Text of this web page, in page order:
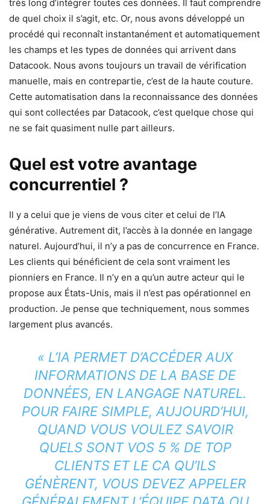
très long d’intégrer toutes ces données. Il faut comprendre
de quel choix il s’agit, etc. Or, nous avons développé un
procédé qui reconnaît instantanément et automatiquement
les champs et les types de données qui arrivent dans
Datacook. Nous avons toujours un travail de vérification
manuelle, mais en contrepartie, c’est de la haute couture.
Cette automatisation dans la reconnaissance des données
qui sont collectées par Datacook, c’est quelque chose qui
ne se fait quasiment nulle part ailleurs.
Quel est votre avantage
concurrentiel ?
Il y a celui que je viens de vous citer et celui de l’IA
générative. Autrement dit, l’accès à la donnée en langage
naturel. Aujourd’hui, il n’y a pas de concurrence en France.
Les clients qui bénéficient de cela sont vraiment les
pionniers en France. Il n’y en a qu’un autre acteur qui le
propose aux États-Unis, mais il n’est pas opérationnel en
production. Je pense que techniquement, nous sommes
largement plus avancés.
« L’IA PERMET D’ACCÉDER AUX
INFORMATIONS DE LA BASE DE
DONNÉES, EN LANGAGE NATUREL.
POUR FAIRE SIMPLE, AUJOURD’HUI,
QUAND VOUS VOULEZ SAVOIR
QUELS SONT VOS 5 % DE TOP
CLIENTS ET LE CA QU’ILS
GÉNÈRENT, VOUS DEVEZ APPELER